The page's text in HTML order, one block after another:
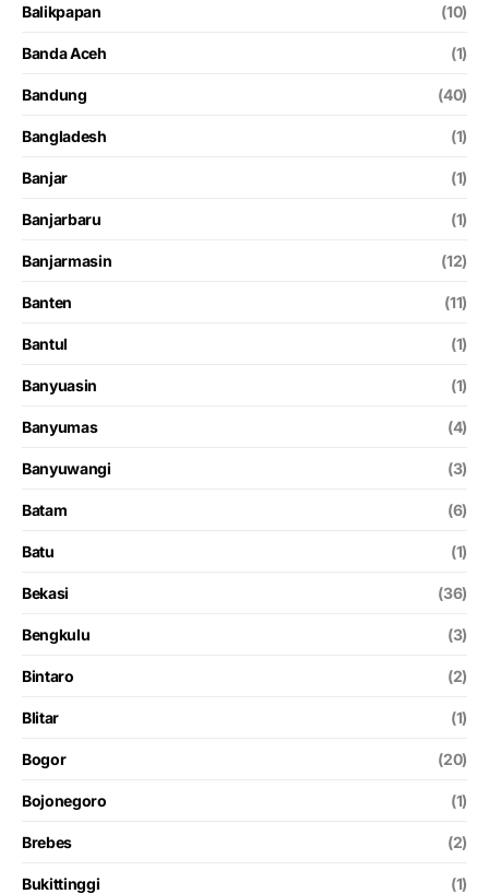
Balikpapan (10)
Banda Aceh (1)
Bandung (40)
Bangladesh (1)
Banjar (1)
Banjarbaru (1)
Banjarmasin (12)
Banten (11)
Bantul (1)
Banyuasin (1)
Banyumas (4)
Banyuwangi (3)
Batam (6)
Batu (1)
Bekasi (36)
Bengkulu (3)
Bintaro (2)
Blitar (1)
Bogor (20)
Bojonegoro (1)
Brebes (2)
Bukittinggi (1)